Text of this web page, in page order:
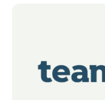
ОБЬЕМ ПОКУПКИ 200 МИНИМАЛЬНАЯ СУММА